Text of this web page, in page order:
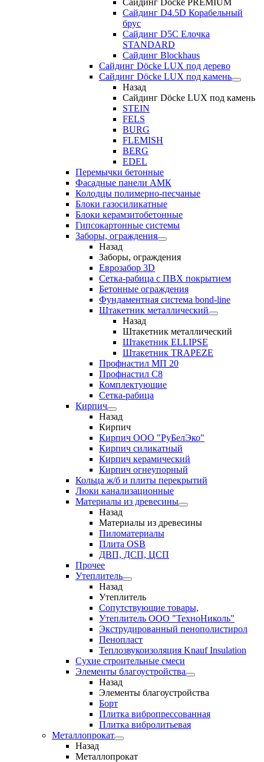
Сайдинг Döcke PREMIUM
Сайдинг D4.5D Корабельный
брус
Сайдинг D5С Елочка
STANDARD
Сайдинг Blockhaus
Сайдинг Döcke LUX под дерево
Сайдинг Döcke LUX под камень
Назад
Сайдинг Döcke LUX под камень
STEIN
FELS
BURG
FLEMISH
BERG
EDEL
Перемычки бетонные
Фасадные панели АМК
Колодцы полимерно-песчаные
Блоки газосиликатные
Блоки керамзитобетонные
Гипсокартонные системы
Заборы, ограждения
Назад
Заборы, ограждения
Еврозабор 3D
Сетка-рабица с ПВХ покрытием
Бетонные ограждения
Фундаментная система bond-line
Штакетник металлический
Назад
Штакетник металлический
Штакетник ELLIPSE
Штакетник TRAPEZE
Профнастил МП 20
Профнастил С8
Комплектующие
Сетка-рабица
Кирпич
Назад
Кирпич
Кирпич ООО "РуБелЭко"
Кирпич силикатный
Кирпич керамический
Кирпич огнеупорный
Кольца ж/б и плиты перекрытий
Люки канализационные
Материалы из древесины
Назад
Материалы из древесины
Пиломатериалы
Плита OSB
ДВП, ДСП, ЦСП
Прочее
Утеплитель
Назад
Утеплитель
Сопутствующие товары,
Утеплитель ООО "ТехноНиколь"
Экструдированный пенополистирол
Пенопласт
Теплозвукоизоляция Knauf Insulation
Сухие строительные смеси
Элементы благоустройства
Назад
Элементы благоустройства
Борт
Плитка вибропрессованная
Плитка вибролитьевая
Металлопрокат
Назад
Металлопрокат